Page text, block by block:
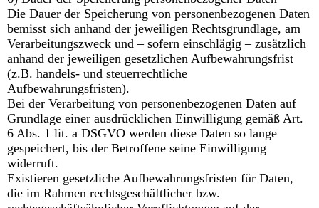
Die Dauer der Speicherung von personenbezogenen Daten
bemisst sich anhand der jeweiligen Rechtsgrundlage, am
Verarbeitungszweck und – sofern einschlägig – zusätzlich
anhand der jeweiligen gesetzlichen Aufbewahrungsfrist
(z.B. handels- und steuerrechtliche
Aufbewahrungsfristen).
Bei der Verarbeitung von personenbezogenen Daten auf
Grundlage einer ausdrücklichen Einwilligung gemäß Art.
6 Abs. 1 lit. a DSGVO werden diese Daten so lange
gespeichert, bis der Betroffene seine Einwilligung
widerruft.
Existieren gesetzliche Aufbewahrungsfristen für Daten,
die im Rahmen rechtsgeschäftlicher bzw.